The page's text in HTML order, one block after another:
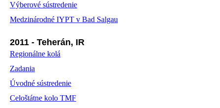
Výberové sústredenie
Medzinárodné IYPT v Bad Salgau
2011 - Teherán, IR
Regionálne kolá
Zadania
Úvodné sústredenie
Celoštátne kolo TMF